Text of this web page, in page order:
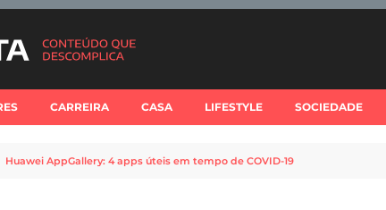
CARREIRA CASA LIFESTYLE SOCIEDADE
Huawei AppGallery: 4 apps úteis em tempo de COVID-19